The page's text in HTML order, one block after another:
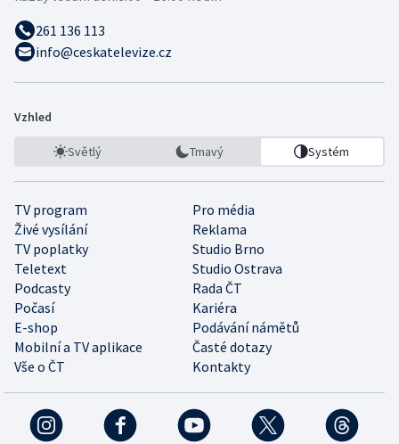
261 136 113
info@ceskatelevize.cz
Vzhled
Světlý Tmavý Systém
TV program
Pro média
Živé vysílání
Reklama
TV poplatky
Studio Brno
Teletext
Studio Ostrava
Podcasty
Rada ČT
Počasí
Kariéra
E-shop
Podávání námětů
Mobilní a TV aplikace
Časté dotazy
Vše o ČT
Kontakty